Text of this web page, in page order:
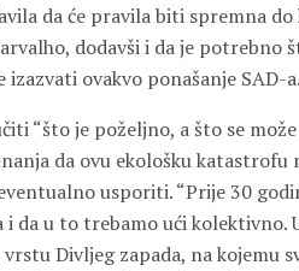
da će pravila biti spremna
dodavši i da je
ovakvo ponašanje SAD-a.
“što je poželjno, a što se
da ovu ekološku katastrofu
usporiti. “Prije 30
i da u to trebamo ući kolektivno.
Divljeg zapada, na kojemu